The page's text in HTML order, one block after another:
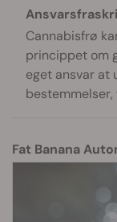
Cannabisfrø
princippet om
eget ansvar at
Fat Banana